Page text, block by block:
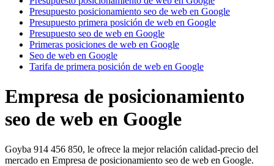
Presupuesto posicionamiento seo de web en Google
Presupuesto primera posición de web en Google
Presupuesto seo de web en Google
Primeras posiciones de web en Google
Seo de web en Google
Tarifa de primera posición de web en Google
Empresa de posicionamiento
seo de web en Google
Goyba 914 456 850, le ofrece la mejor relación calidad-precio del
mercado en Empresa de posicionamiento seo de web en Google.